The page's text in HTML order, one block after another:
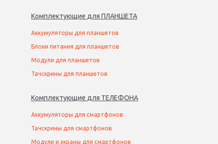
Комплектующие для ПЛАНШЕТА
Аккумуляторы для планшетов
Блоки питания для планшетов
Модули для планшетов
Тачскрины для планшетов
Комплектующие для ТЕЛЕФОНА
Аккумуляторы для смартфонов
Тачскрины для смартфонов
Модули и экраны для смартфонов